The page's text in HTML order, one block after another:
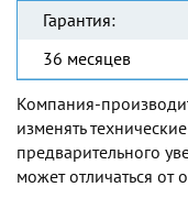
Гарантия:
36 месяцев
Компания-
изменять
предварительного
может отличаться от